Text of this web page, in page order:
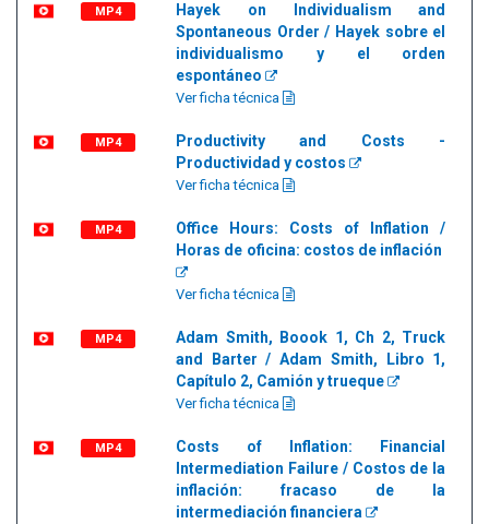
MP4
Hayek on Individualism and
Spontaneous Order / Hayek sobre el
individualismo y el orden
espontáneo
Ver ficha técnica
MP4
Productivity and Costs -
Productividad y costos
Ver ficha técnica
MP4
Office Hours: Costs of Inflation /
Horas de oficina: costos de inflación
Ver ficha técnica
MP4
Adam Smith, Boook 1, Ch 2, Truck
and Barter / Adam Smith, Libro 1,
Capítulo 2, Camión y trueque
Ver ficha técnica
MP4
Costs of Inflation: Financial
Intermediation Failure / Costos de la
inflación: fracaso de la
intermediación financiera